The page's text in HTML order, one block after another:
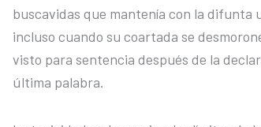
buscavidas que mantenía con la difunta
incluso cuando su coartada se
visto para sentencia después de la
última palabra.